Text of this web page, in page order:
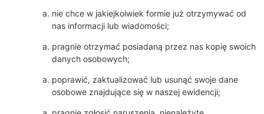
nie chce w jakiejkolwiek formie już otrzymywać od
nas informacji lub wiadomości;
pragnie otrzymać posiadaną przez nas kopię swoich
danych osobowych;
poprawić, zaktualizować lub usunąć swoje dane
osobowe znajdujące się w naszej ewidencji;